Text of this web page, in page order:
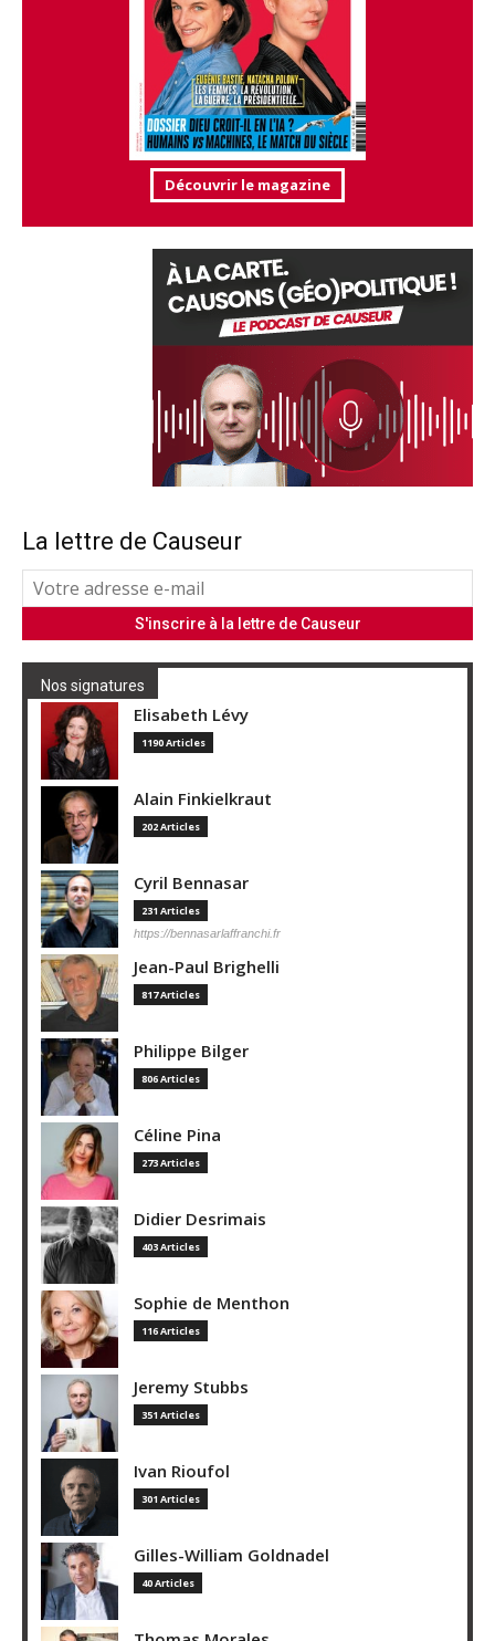
Découvrir le magazine
La lettre de Causeur
Nos signatures
Elisabeth Lévy
1190 Articles
Alain Finkielkraut
202 Articles
Cyril Bennasar
231 Articles
https://bennasarlaffranchi.fr
Jean-Paul Brighelli
817 Articles
Philippe Bilger
806 Articles
Céline Pina
273 Articles
Didier Desrimais
403 Articles
Sophie de Menthon
116 Articles
Jeremy Stubbs
351 Articles
Ivan Rioufol
301 Articles
Gilles-William Goldnadel
40 Articles